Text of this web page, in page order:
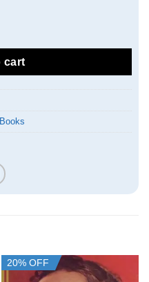
පාපොච්චාරණයක් quantity
cart
20% OFF